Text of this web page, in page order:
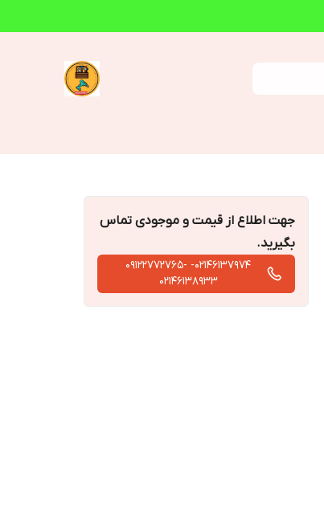
جهت اطلاع از قیمت و موجودی تماس
بگیرید.
02146137974- 09122772765-
02146138933